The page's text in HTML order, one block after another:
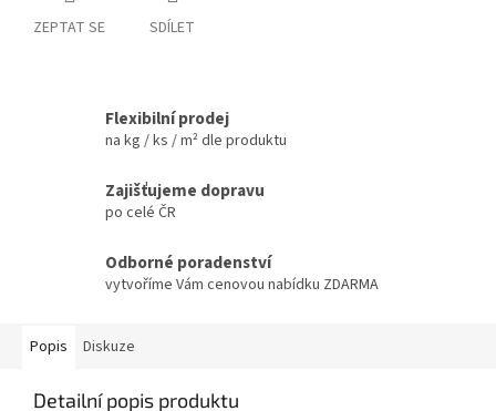
ZEPTAT SE SDÍLET
Flexibilní prodej
na kg / ks / m² dle produktu
Zajišťujeme dopravu
po celé ČR
Odborné poradenství
vytvoříme Vám cenovou nabídku ZDARMA
Popis Diskuze
Detailní popis produktu